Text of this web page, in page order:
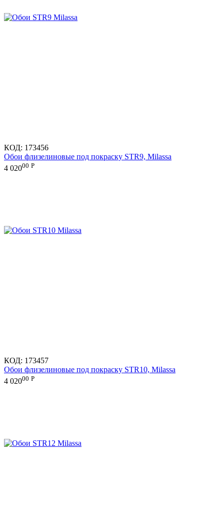
КОД: 173456
Обои флизелиновые под покраску STR9, Milassa
4 02000 Р
КОД: 173457
Обои флизелиновые под покраску STR10, Milassa
4 02000 Р